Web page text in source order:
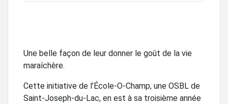
Une belle façon de leur donner le goût de la vie
maraîchère.
Cette initiative de l’École-O-Champ, une OSBL de
Saint-Joseph-du-Lac, en est à sa troisième année